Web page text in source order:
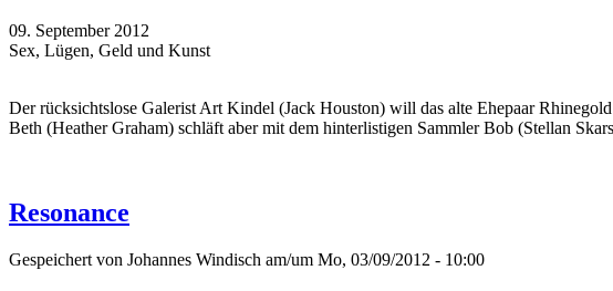
09. September 2012
Sex, Lügen, Geld und Kunst
Der rücksichtslose Galerist Art Kindel (Jack Houston) will das alte Ehepaar
Beth (Heather Graham) schläft aber mit dem hinterlistigen Sammler Bob (Stellan
Resonance
Gespeichert von Johannes Windisch am/um Mo, 03/09/2012 - 10:00